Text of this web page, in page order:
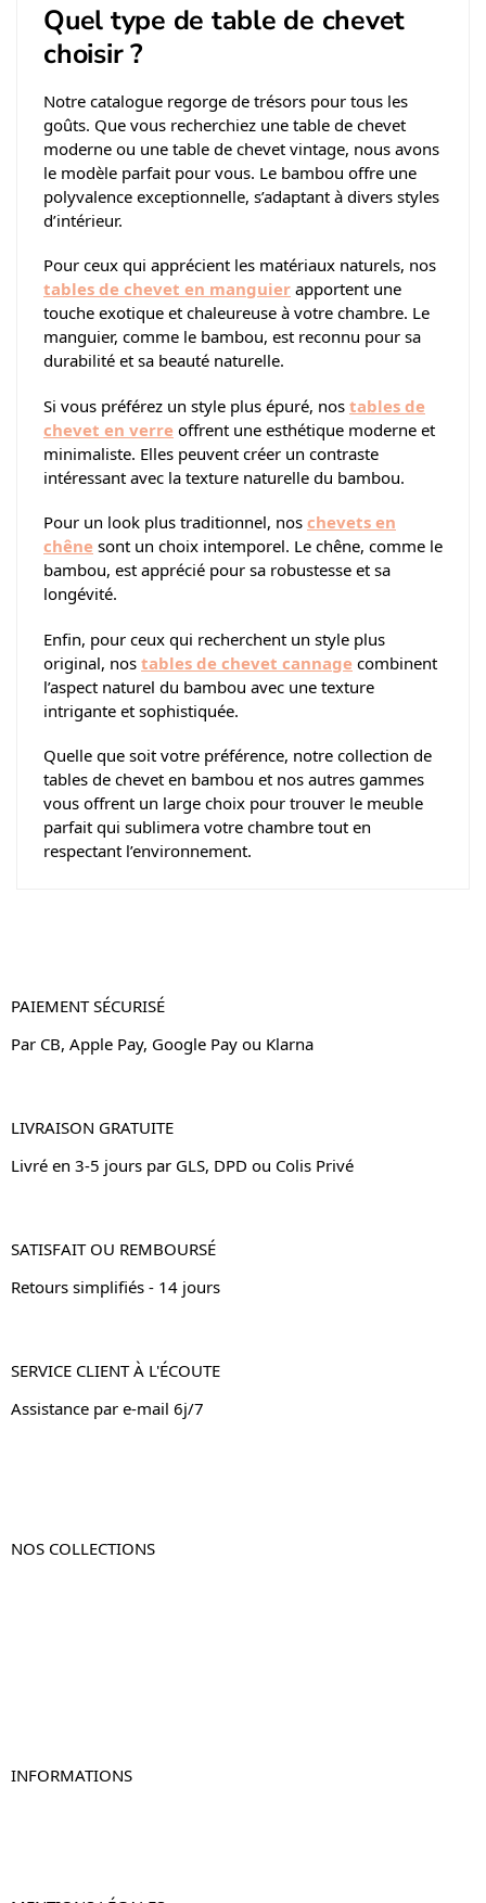
Quel type de table de chevet
choisir ?
Notre catalogue regorge de trésors pour tous les
goûts. Que vous recherchiez une table de chevet
moderne ou une table de chevet vintage, nous avons
le modèle parfait pour vous. Le bambou offre une
polyvalence exceptionnelle, s’adaptant à divers styles
d’intérieur.
Pour ceux qui apprécient les matériaux naturels, nos
tables de chevet en manguier apportent une
touche exotique et chaleureuse à votre chambre. Le
manguier, comme le bambou, est reconnu pour sa
durabilité et sa beauté naturelle.
Si vous préférez un style plus épuré, nos tables de
chevet en verre offrent une esthétique moderne et
minimaliste. Elles peuvent créer un contraste
intéressant avec la texture naturelle du bambou.
Pour un look plus traditionnel, nos chevets en
chêne sont un choix intemporel. Le chêne, comme le
bambou, est apprécié pour sa robustesse et sa
longévité.
Enfin, pour ceux qui recherchent un style plus
original, nos tables de chevet cannage combinent
l’aspect naturel du bambou avec une texture
intrigante et sophistiquée.
Quelle que soit votre préférence, notre collection de
tables de chevet en bambou et nos autres gammes
vous offrent un large choix pour trouver le meuble
parfait qui sublimera votre chambre tout en
respectant l’environnement.
PAIEMENT SÉCURISÉ
Par CB, Apple Pay, Google Pay ou Klarna
LIVRAISON GRATUITE
Livré en 3-5 jours par GLS, DPD ou Colis Privé
SATISFAIT OU REMBOURSÉ
Retours simplifiés - 14 jours
SERVICE CLIENT À L'ÉCOUTE
Assistance par e-mail 6j/7
NOS COLLECTIONS
INFORMATIONS